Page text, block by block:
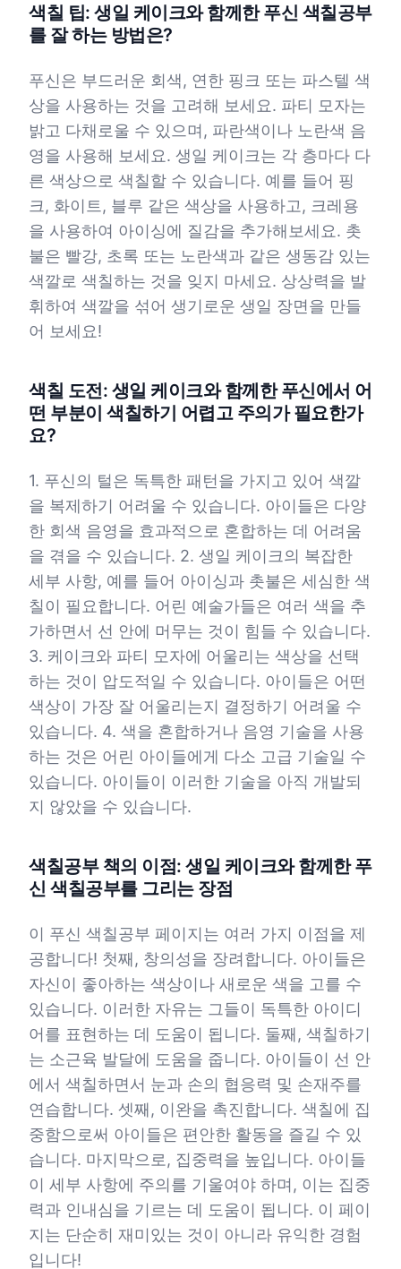
색칠 팁: 생일 케이크와 함께한 푸신 색칠공부
를 잘 하는 방법은?
푸신은 부드러운 회색, 연한 핑크 또는 파스텔 색
상을 사용하는 것을 고려해 보세요. 파티 모자는
밝고 다채로울 수 있으며, 파란색이나 노란색 음
영을 사용해 보세요. 생일 케이크는 각 층마다 다
른 색상으로 색칠할 수 있습니다. 예를 들어 핑
크, 화이트, 블루 같은 색상을 사용하고, 크레용
을 사용하여 아이싱에 질감을 추가해보세요. 촛
불은 빨강, 초록 또는 노란색과 같은 생동감 있는
색깔로 색칠하는 것을 잊지 마세요. 상상력을 발
휘하여 색깔을 섞어 생기로운 생일 장면을 만들
어 보세요!
색칠 도전: 생일 케이크와 함께한 푸신에서 어
떤 부분이 색칠하기 어렵고 주의가 필요한가
요?
1. 푸신의 털은 독특한 패턴을 가지고 있어 색깔
을 복제하기 어려울 수 있습니다. 아이들은 다양
한 회색 음영을 효과적으로 혼합하는 데 어려움
을 겪을 수 있습니다. 2. 생일 케이크의 복잡한
세부 사항, 예를 들어 아이싱과 촛불은 세심한 색
칠이 필요합니다. 어린 예술가들은 여러 색을 추
가하면서 선 안에 머무는 것이 힘들 수 있습니다.
3. 케이크와 파티 모자에 어울리는 색상을 선택
하는 것이 압도적일 수 있습니다. 아이들은 어떤
색상이 가장 잘 어울리는지 결정하기 어려울 수
있습니다. 4. 색을 혼합하거나 음영 기술을 사용
하는 것은 어린 아이들에게 다소 고급 기술일 수
있습니다. 아이들이 이러한 기술을 아직 개발되
지 않았을 수 있습니다.
색칠공부 책의 이점: 생일 케이크와 함께한 푸
신 색칠공부를 그리는 장점
이 푸신 색칠공부 페이지는 여러 가지 이점을 제
공합니다! 첫째, 창의성을 장려합니다. 아이들은
자신이 좋아하는 색상이나 새로운 색을 고를 수
있습니다. 이러한 자유는 그들이 독특한 아이디
어를 표현하는 데 도움이 됩니다. 둘째, 색칠하기
는 소근육 발달에 도움을 줍니다. 아이들이 선 안
에서 색칠하면서 눈과 손의 협응력 및 손재주를
연습합니다. 셋째, 이완을 촉진합니다. 색칠에 집
중함으로써 아이들은 편안한 활동을 즐길 수 있
습니다. 마지막으로, 집중력을 높입니다. 아이들
이 세부 사항에 주의를 기울여야 하며, 이는 집중
력과 인내심을 기르는 데 도움이 됩니다. 이 페이
지는 단순히 재미있는 것이 아니라 유익한 경험
입니다!